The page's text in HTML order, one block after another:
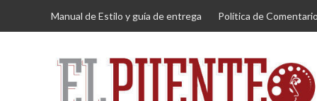
Manual de Estilo y guía de entrega Política de